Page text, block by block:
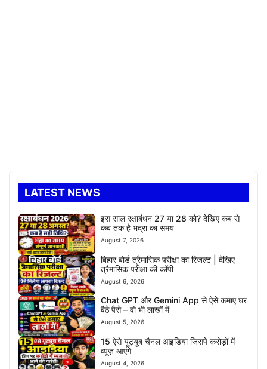
LATEST NEWS
इस साल रक्षाबंधन 27 या 28 को? देखिए कब से
कब तक है भद्रा का समय
August 7, 2026
बिहार बोर्ड त्रैमासिक परीक्षा का रिजल्ट | देखिए
त्रैमासिक परीक्षा की कॉपी
August 6, 2026
Chat GPT और Gemini App से ऐसे कमाए घर
बैठे पैसे – वो भी लाखों में
August 5, 2026
15 ऐसे यूट्यूब चैनल आइडिया जिसपे करोड़ों में
व्यूज़ आएंगे
August 4, 2026